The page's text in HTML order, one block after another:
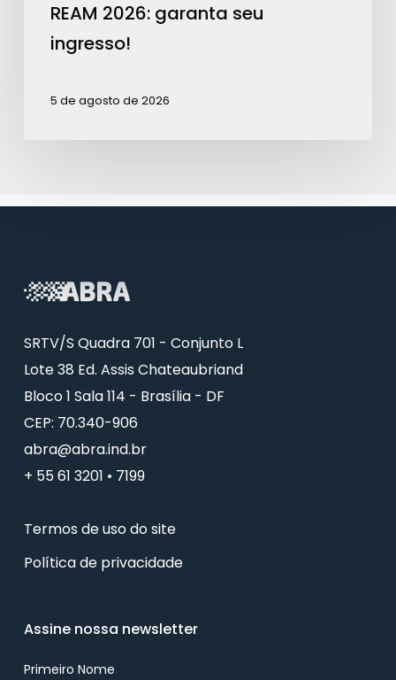
REAM 2026: garanta seu
ingresso!
5 de agosto de 2026
SRTV/S Quadra 701 - Conjunto L
Lote 38 Ed. Assis Chateaubriand
Bloco 1 Sala 114 - Brasília - DF
CEP: 70.340-906
abra@abra.ind.br
+ 55 61 3201 • 7199
Termos de uso do site
Política de privacidade
Assine nossa newsletter
Primeiro Nome